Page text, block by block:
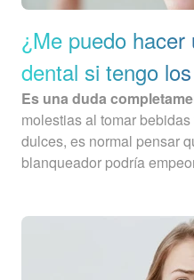
¿Me puedo
dental si tengo
Es una duda
molestias al tomar
dulces, es normal pensar
blanqueador podría